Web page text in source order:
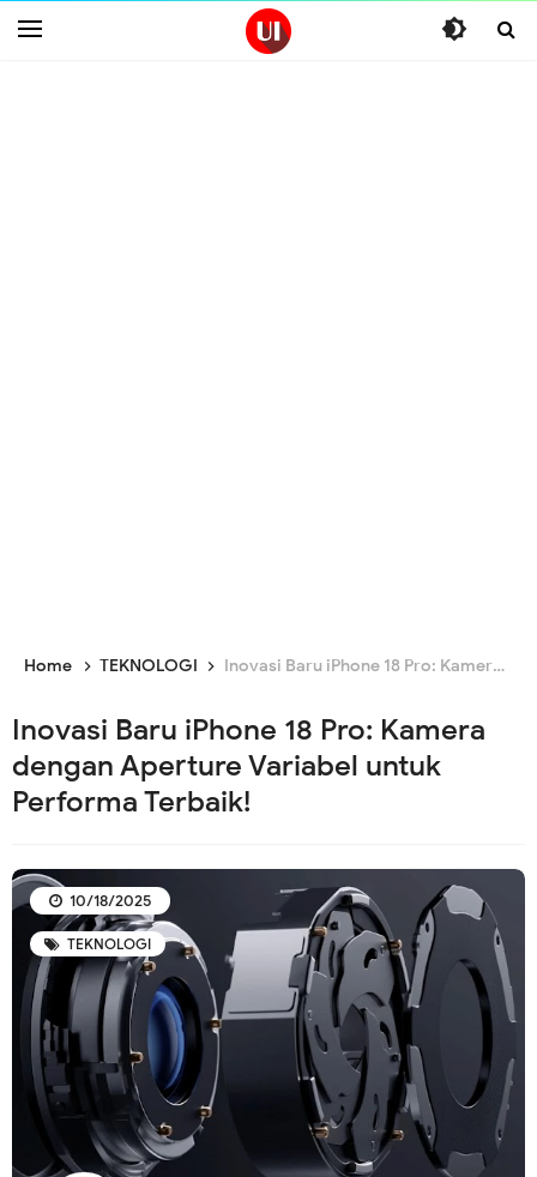
Home TEKNOLOGI Inovasi Baru iPhone 18 Pro: Kamera dengan Aperture Variabel untuk Performa Terbaik!
Inovasi Baru iPhone 18 Pro: Kamera
dengan Aperture Variabel untuk
Performa Terbaik!
TEKNOLOGI
10/18/2025